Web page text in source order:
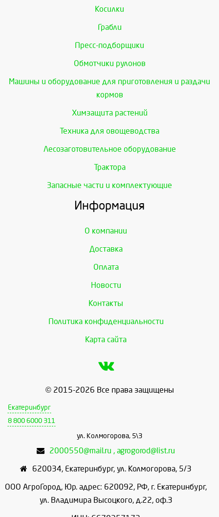
Косилки
Грабли
Пресс-подборщики
Обмотчики рулонов
Машины и оборудование для приготовления и раздачи
кормов
Химзащита растений
Техника для овощеводства
Лесозаготовительное оборудование
Трактора
Запасные части и комплектующие
Информация
О компании
Доставка
Оплата
Новости
Контакты
Политика конфиденциальности
Карта сайта
© 2015-2026 Все права защищены
Екатеринбург
8 800 6000 311
ул. Колмогорова, 5\3
2000550@mail.ru , agrogorod@list.ru
620034, Екатеринбург, ул. Колмогорова, 5/3
ООО АгроГород, Юр. адрес: 620092, РФ, г. Екатеринбург,
ул. Владимира Высоцкого, д.22, оф.3